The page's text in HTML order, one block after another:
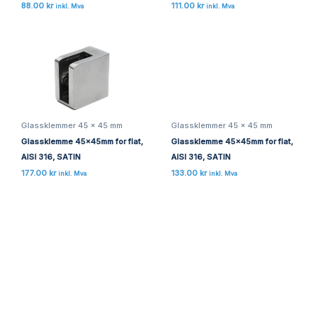
88.00 kr inkl. Mva
111.00 kr inkl. Mva
Glassklemmer 45 x 45 mm
Glassklemme 45x45mm for flat,
AISI 316, SATIN
177.00 kr inkl. Mva